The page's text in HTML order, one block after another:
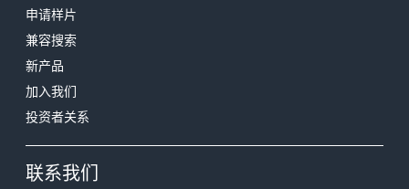
申请样片
兼容搜索
新产品
加入我们
投资者关系
联系我们